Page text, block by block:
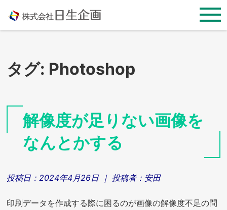
content
タグ: Photoshop
解像度が足りない画像を
なんとかする
投稿日： 2024年4月26日 ｜ 投稿者： 安田
印刷データを作成する際に困るのが画像の解像度不足の問